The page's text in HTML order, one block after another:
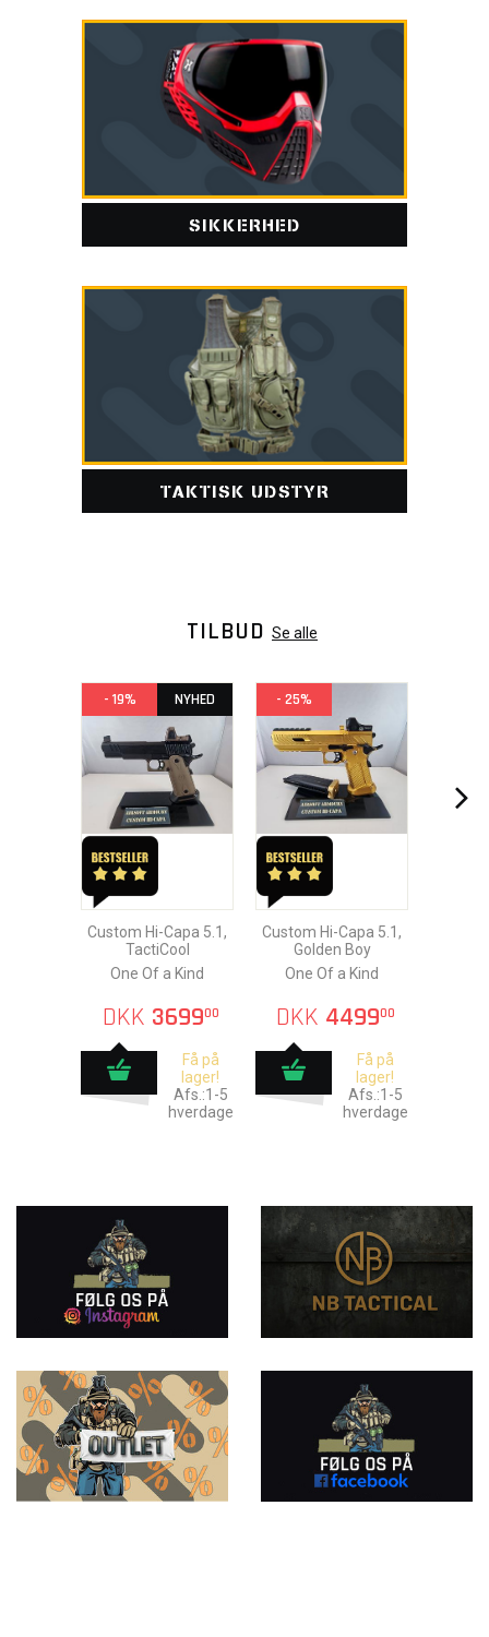
SIKKERHED
TAKTISK UDSTYR
TILBUD Se alle
- 19% NYHED
Custom Hi-Capa 5.1,
TactiCool
One Of a Kind
DKK 369900
Få på
lager!
Afs.:1-5
hverdage
- 25%
Custom Hi-Capa 5.1,
Golden Boy
One Of a Kind
DKK 449900
Få på
lager!
Afs.:1-5
hverdage